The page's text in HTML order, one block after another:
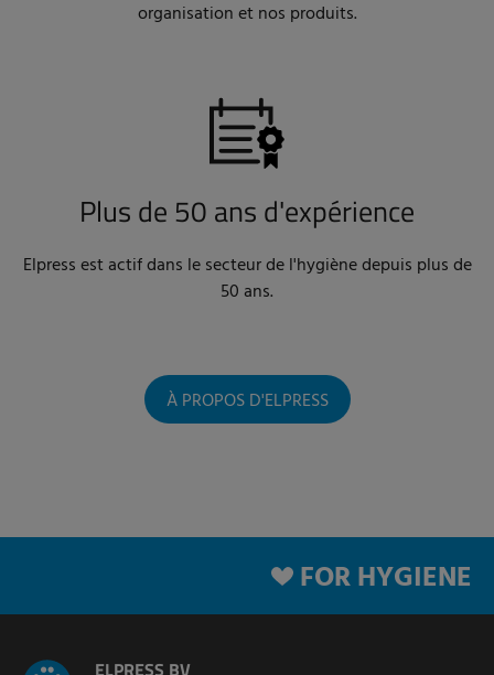
organisation et nos produits.
Plus de 50 ans d'expérience
Elpress est actif dans le secteur de l'hygiène depuis plus de
50 ans.
À PROPOS D'ELPRESS
FOR HYGIENE